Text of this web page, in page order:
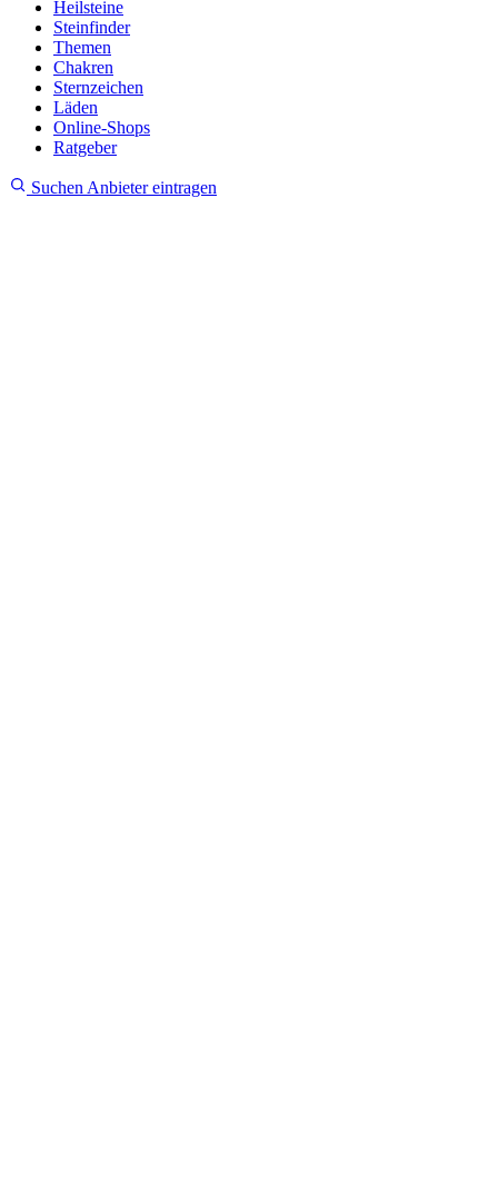
Heilsteine
Steinfinder
Themen
Chakren
Sternzeichen
Läden
Online-Shops
Ratgeber
Suchen Anbieter eintragen